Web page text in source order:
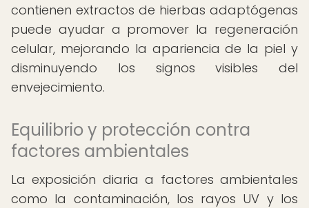
contienen extractos de hierbas adaptógenas
puede ayudar a promover la regeneración
celular, mejorando la apariencia de la piel y
disminuyendo los signos visibles del
envejecimiento.
Equilibrio y protección contra
factores ambientales
La exposición diaria a factores ambientales
como la contaminación, los rayos UV y los